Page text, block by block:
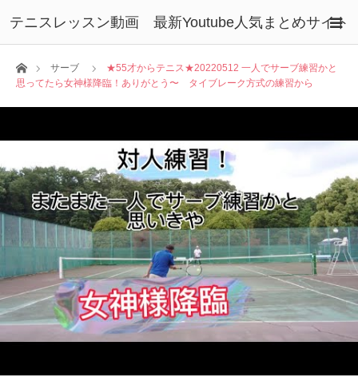
テニスレッスン動画 最新Youtube人気まとめサイト
ホームサーブ
★55才からテニス★20220512 一人でサーブ練習かと
思ってたら女神様降臨！ありがとう〜 タイブレーク方式の練習から